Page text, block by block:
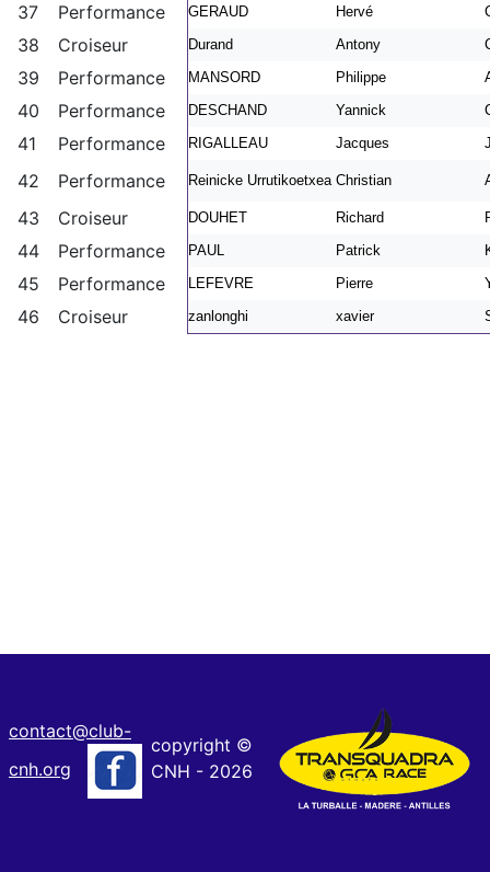
37 Performance GERAUD Hervé
38 Croiseur Durand Antony
39 Performance MANSORD Philippe
40 Performance DESCHAND Yannick
41 Performance RIGALLEAU Jacques
42 Performance Reinicke Urrutikoetxea Christian
43 Croiseur DOUHET Richard
44 Performance PAUL Patrick
45 Performance LEFEVRE Pierre
46 Croiseur zanlonghi xavier
contact@club-
cnh.org
copyright ©
CNH - 2026